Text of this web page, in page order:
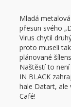
Mladá
přesun svého
Virus chytil
proto museli
plánované
Naštěstí to není
IN BLACK
hale Datart, ale
Café!